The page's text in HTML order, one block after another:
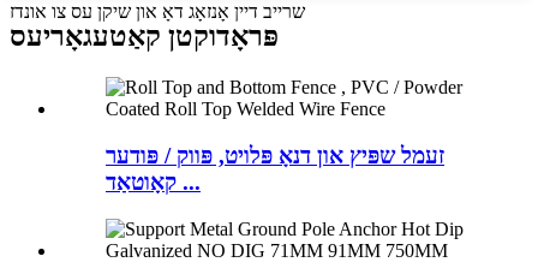
שרייב דיין אָנזאָג דאָ און שיקן עס צו אונדז
פּראָדוקטן קאַטעגאָריעס
זעמל שפּיץ און דנאָ פּלויט, פּווק / פּודער
קאָוטאַד ...